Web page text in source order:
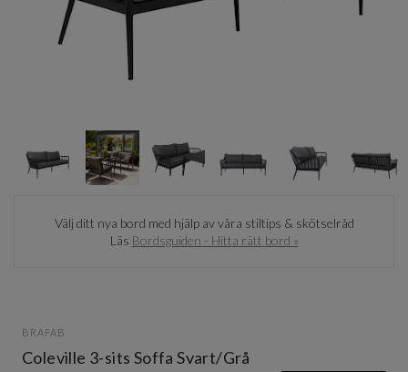
Välj ditt nya bord med hjälp av våra stiltips & skötselråd
Läs Bordsguiden - Hitta rätt bord »
BRAFAB
Coleville 3-sits Soffa Svart/Grå